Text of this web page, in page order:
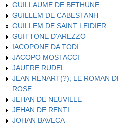
GUILLAUME DE BETHUNE
GUILLEM DE CABESTANH
GUILLEM DE SAINT LEIDIER
GUITTONE D'AREZZO
IACOPONE DA TODI
JACOPO MOSTACCI
JAUFRE RUDEL
JEAN RENART(?), LE ROMAN
ROSE
JEHAN DE NEUVILLE
JEHAN DE RENTI
JOHAN BAVECA